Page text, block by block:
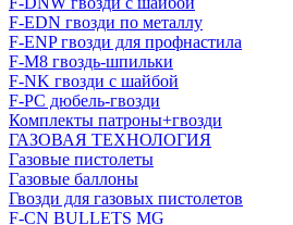
F-EDN гвозди по металлу
F-ENP гвозди для профнастила
F-M8 гвоздь-шпильки
F-NK гвозди с шайбой
F-PC дюбель-гвозди
Комплекты патроны+гвозди
ГАЗОВАЯ ТЕХНОЛОГИЯ
Газовые пистолеты
Газовые баллоны
Гвозди для газовых пистолетов
F-CN BULLETS MG